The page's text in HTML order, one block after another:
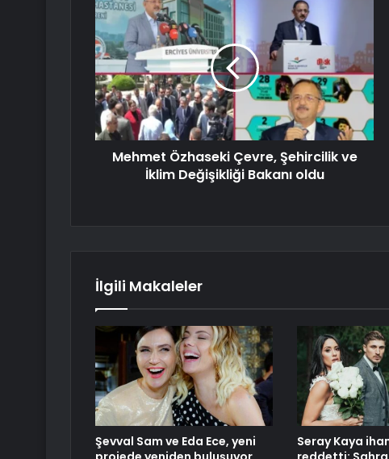
Mehmet Özhaseki Çevre, Şehircilik ve
İklim Değişikliği Bakanı oldu
İlgili Makaleler
Şevval Sam ve Eda Ece, yeni
Seray Kaya